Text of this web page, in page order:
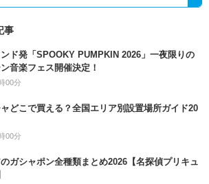
事
ド発「SPOOKY PUMPKIN 2026」一夜限りの
音楽フェス開催決定！
00分
どこで買える？全国エリア別設置場所ガイド20
00分
ガシャポン全種類まとめ2026【名探偵プリキュ